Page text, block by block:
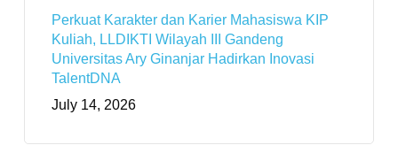
Perkuat Karakter dan Karier Mahasiswa KIP
Kuliah, LLDIKTI Wilayah III Gandeng
Universitas Ary Ginanjar Hadirkan Inovasi
TalentDNA
July 14, 2026